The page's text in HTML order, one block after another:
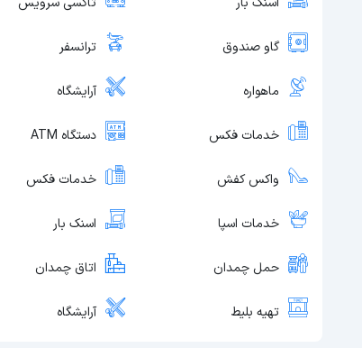
گاو صندوق ترانسفر
ماهواره آرایشگاه
خدمات فکس دستگاه ATM
واکس کفش خدمات فکس
خدمات اسپا اسنک بار
حمل چمدان اتاق چمدان
تهیه بلیط آرایشگاه